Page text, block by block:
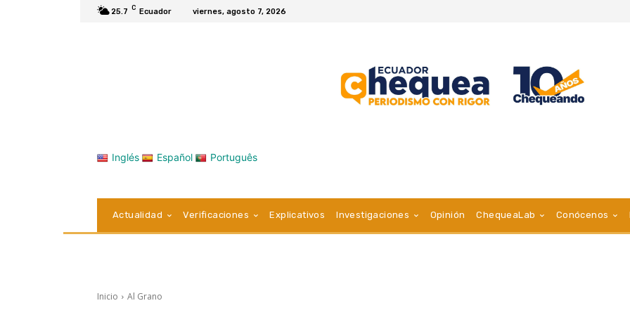
25.7 C Ecuador viernes, agosto 7, 2026
Inglés Español Português
Actualidad Verificaciones Explicativos Investigaciones Opinión ChequeaLab Conócenos
Inicio Al Grano